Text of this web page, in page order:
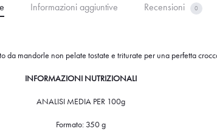
Informazioni aggiuntive Recensioni 0
da mandorle non pelate tostate e triturate per una perfetta
INFORMAZIONI NUTRIZIONALI
ANALISI MEDIA PER 100g
Formato: 350 g